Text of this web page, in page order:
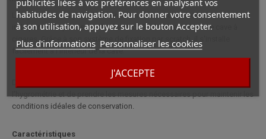
habitudes de navigation. Pour donner votre consentement
à son utilisation, appuyez sur le bouton Accepter.
Plus d'informations Personnaliser les cookies
J'ACCEPTE
L'hygromètre à aiguille Doré Grand modèle est un accessoire
indispensable pour surveiller l'humidité à l'intérieur de votre cave à
cigares. Grâce à son système de fixation par scratch, il s'installe
facilement à l'intérieur de la cave.
l'hygrométrie et de prendre les mesures nécessaires pour maintenir les
conditions idéales de conservation.
Caractéristiques